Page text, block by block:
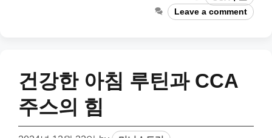
Leave a comment
건강한 아침 루틴과 CCA
주스의 힘